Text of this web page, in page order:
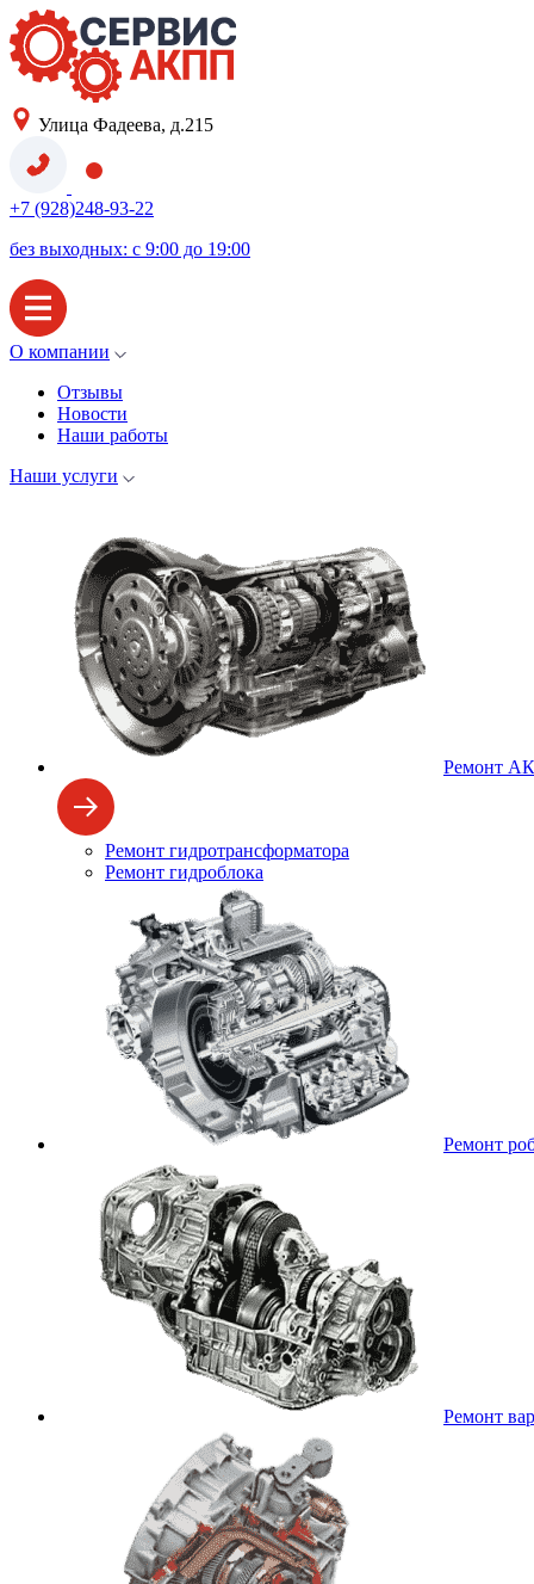
Улица Фадеева, д.215
+7 (928)248-93-22
без выходных: с 9:00 до 19:00
О компании
Отзывы
Новости
Наши работы
Наши услуги
Ремонт
Ремонт гидротрансформатора
Ремонт гидроблока
Ремонт
Ремонт